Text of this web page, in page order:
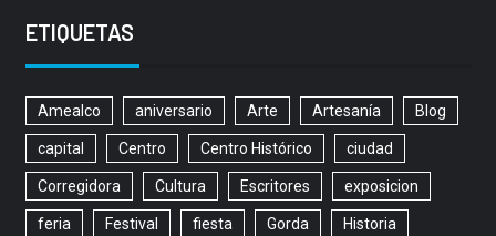
ETIQUETAS
Amealco aniversario Arte Artesanía Blog
capital Centro Centro Histórico ciudad
Corregidora Cultura Escritores exposicion
feria Festival fiesta Gorda Historia